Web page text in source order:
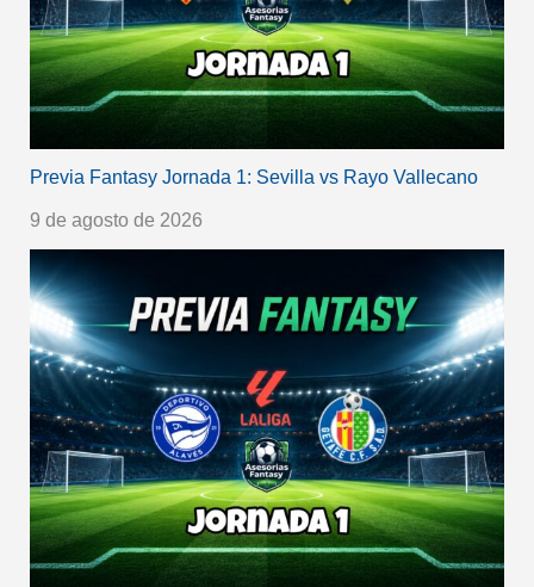
Previa Fantasy Jornada 1: Sevilla vs Rayo Vallecano
9 de agosto de 2026